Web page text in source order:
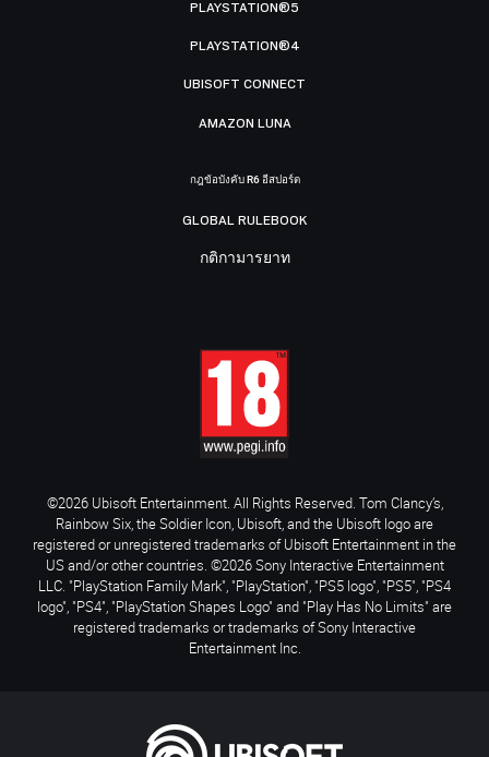
PLAYSTATION®5
PLAYSTATION®4
UBISOFT CONNECT
AMAZON LUNA
กฎข้อบังคับ R6 อีสปอร์ต
GLOBAL RULEBOOK
กติกามารยาท
©2026 Ubisoft Entertainment. All Rights Reserved. Tom Clancy’s,
Rainbow Six, the Soldier Icon, Ubisoft, and the Ubisoft logo are
registered or unregistered trademarks of Ubisoft Entertainment in the
US and/or other countries. ©2026 Sony Interactive Entertainment
LLC. "PlayStation Family Mark", "PlayStation", "PS5 logo", "PS5", "PS4
logo", "PS4", "PlayStation Shapes Logo" and "Play Has No Limits" are
registered trademarks or trademarks of Sony Interactive
Entertainment Inc.